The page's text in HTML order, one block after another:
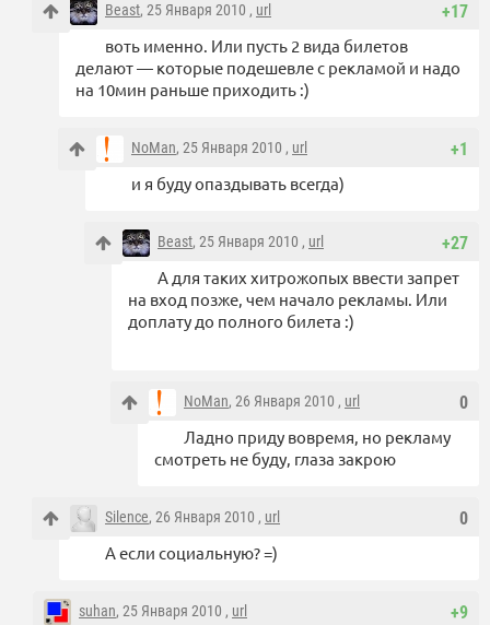
+17
Beast, 25 Января 2010 , url
воть именно. Или пусть 2 вида билетов
делают — которые подешевле с рекламой и надо
на 10мин раньше приходить :)
+1
NoMan, 25 Января 2010 , url
и я буду опаздывать всегда)
+27
Beast, 25 Января 2010 , url
А для таких хитрожопых ввести запрет
на вход позже, чем начало рекламы. Или
доплату до полного билета :)
0
NoMan, 26 Января 2010 , url
Ладно приду вовремя, но рекламу
смотреть не буду, глаза закрою
0
Silence, 26 Января 2010 , url
А если социальную? =)
+9
suhan, 25 Января 2010 , url